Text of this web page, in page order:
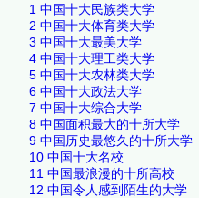
1 中国十大民族类大学
2 中国十大体育类大学
3 中国十大最美大学
4 中国十大理工类大学
5 中国十大农林类大学
6 中国十大政法大学
7 中国十大综合大学
8 中国面积最大的十所大学
9 中国历史最悠久的十所大学
10 中国十大名校
11 中国最浪漫的十所高校
12 中国令人感到陌生的大学